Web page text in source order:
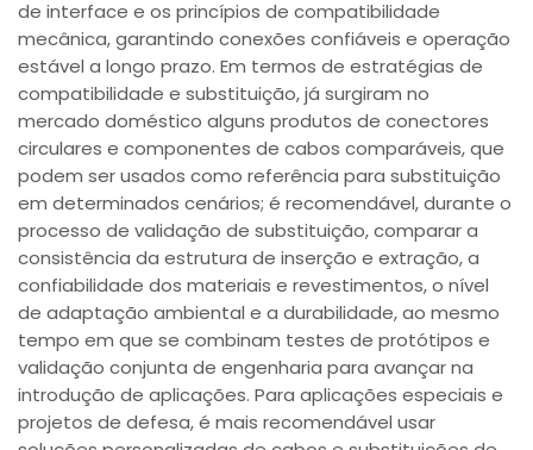
de interface e os princípios de compatibilidade
mecânica, garantindo conexões confiáveis e operação
estável a longo prazo. Em termos de estratégias de
compatibilidade e substituição, já surgiram no
mercado doméstico alguns produtos de conectores
circulares e componentes de cabos comparáveis, que
podem ser usados como referência para substituição
em determinados cenários; é recomendável, durante o
processo de validação de substituição, comparar a
consistência da estrutura de inserção e extração, a
confiabilidade dos materiais e revestimentos, o nível
de adaptação ambiental e a durabilidade, ao mesmo
tempo em que se combinam testes de protótipos e
validação conjunta de engenharia para avançar na
introdução de aplicações. Para aplicações especiais e
projetos de defesa, é mais recomendável usar